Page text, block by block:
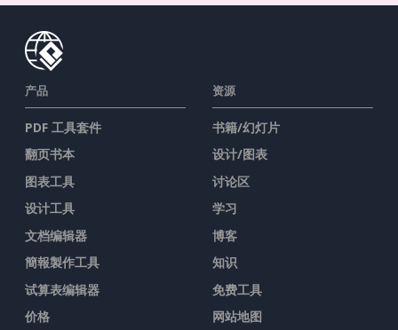
产品
PDF 工具套件
翻页书本
图表工具
设计工具
文档编辑器
簡報製作工具
试算表编辑器
价格
资源
书籍/幻灯片
设计/图表
讨论区
学习
博客
知识
免费工具
网站地图